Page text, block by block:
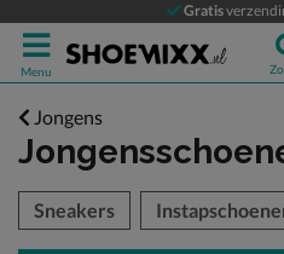
Gratis
Menu
Jongens
over
Sneakers